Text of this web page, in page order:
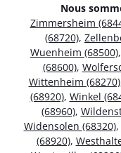
Nous
Zimmersheim
(68720),
Wuenheim (68500),
(68600),
Wittenheim (68270)
(68920), Winkel
(68960),
Widensolen (68320),
(68920),